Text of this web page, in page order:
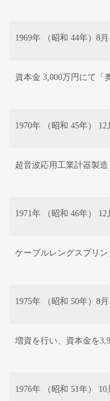
1969年 （昭和 44年）8月
資本金 3,000万円にて「
1970年 （昭和 45年） 12
超音波応用工業計器製造
1971年 （昭和 46年） 12
ケーブルレングスプリ
1975年 （昭和 50年）8月
増資を行い、資本金を
1976年 （昭和 51年） 10